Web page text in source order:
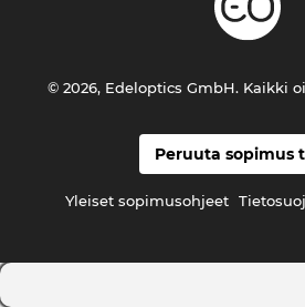
Peruuta sopimus
Yleiset sopimusohjeet
© 2026, Edeloptics GmbH. Kaikki